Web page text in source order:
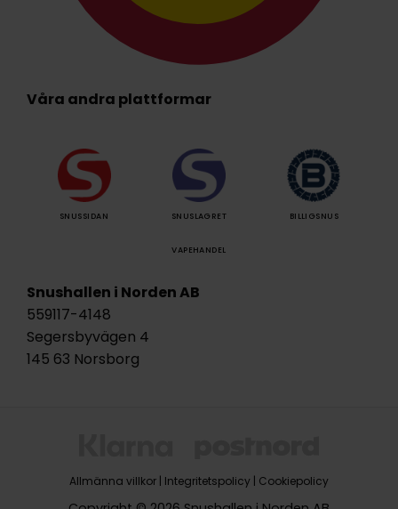
Våra andra plattformar
SNUSSIDAN SNUSLAGRET BILLIGSNUS
VAPEHANDEL
Snushallen i Norden AB
559117-4148
Segersbyvägen 4
145 63 Norsborg
Allmänna villkor | Integritetspolicy | Cookiepolicy